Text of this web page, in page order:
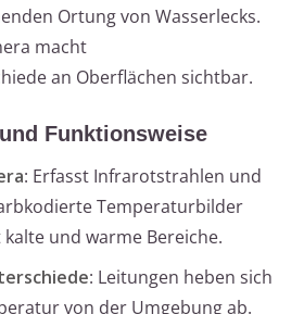
Ortung von Wasserlecks.
macht
an Oberflächen sichtbar.
Funktionsweise
: Erfasst Infrarotstrahlen und
Temperaturbilder
und warme Bereiche.
: Leitungen heben sich
von der Umgebung ab.